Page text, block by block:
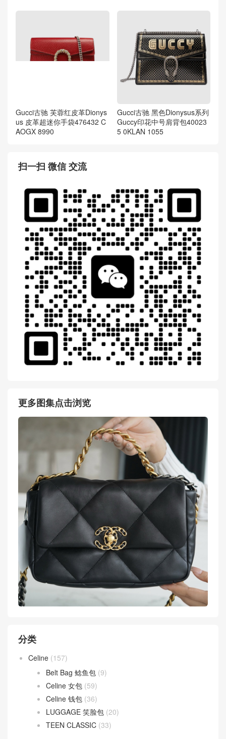
Gucci古驰 芙蓉红皮革Dionys
us 皮革超迷你手袋476432 C
AOGX 8990
Gucci古驰 黑色Dionysus系列
Guccy印花中号肩背包40023
5 0KLAN 1055
扫一扫 微信 交流
更多图集点击浏览
分类
Celine (157)
Belt Bag 鲶鱼包 (9)
Celine 女包 (59)
Celine 钱包 (36)
LUGGAGE 笑脸包 (20)
TEEN CLASSIC (33)